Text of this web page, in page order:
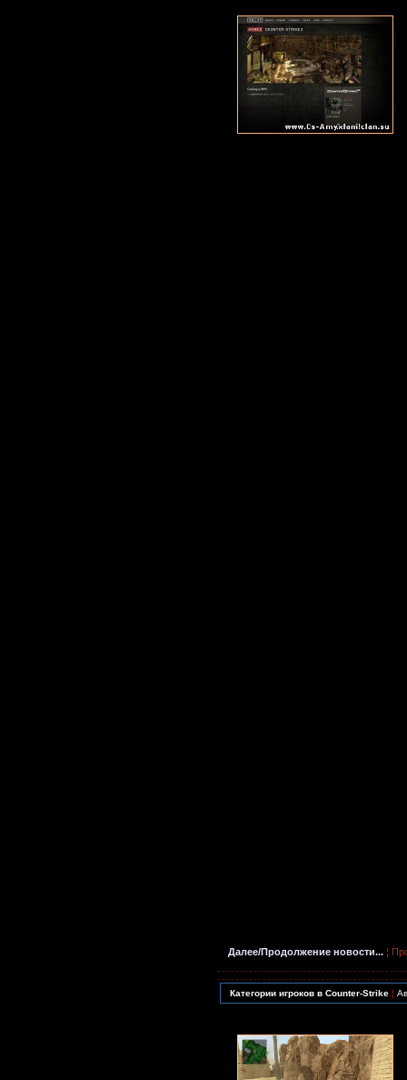
Далее/Продолжение новости... ¦
Категории игроков в Counter-Strike ¦